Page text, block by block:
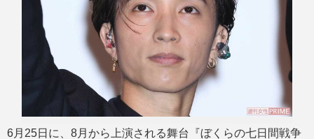
6月25日に、8月から上演される舞台『ぼくらの七日間戦争